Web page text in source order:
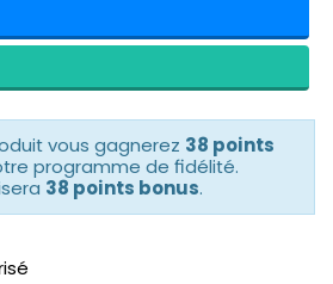
vous gagnerez 38 points
programme de fidélité.
38 points bonus.